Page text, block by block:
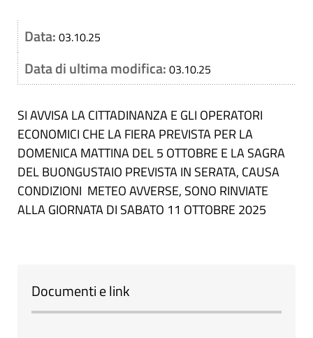
Data: 03.10.25
Data di ultima modifica: 03.10.25
SI AVVISA LA CITTADINANZA E GLI OPERATORI
ECONOMICI CHE LA FIERA PREVISTA PER LA
DOMENICA MATTINA DEL 5 OTTOBRE E LA SAGRA
DEL BUONGUSTAIO PREVISTA IN SERATA, CAUSA
CONDIZIONI METEO AVVERSE, SONO RINVIATE
ALLA GIORNATA DI SABATO 11 OTTOBRE 2025
Documenti e link